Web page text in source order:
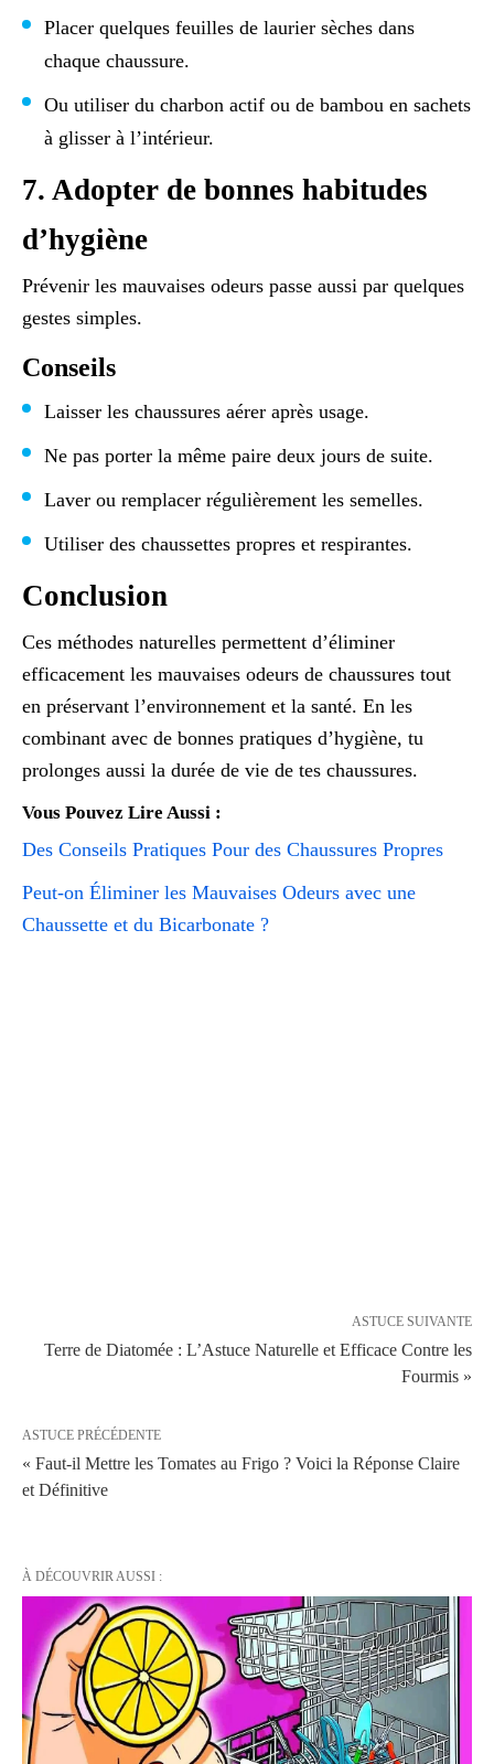
Placer quelques feuilles de laurier sèches dans
chaque chaussure.
Ou utiliser du charbon actif ou de bambou en sachets
à glisser à l’intérieur.
7. Adopter de bonnes habitudes
d’hygiène
Prévenir les mauvaises odeurs passe aussi par quelques
gestes simples.
Conseils
Laisser les chaussures aérer après usage.
Ne pas porter la même paire deux jours de suite.
Laver ou remplacer régulièrement les semelles.
Utiliser des chaussettes propres et respirantes.
Conclusion
Ces méthodes naturelles permettent d’éliminer
efficacement les mauvaises odeurs de chaussures tout
en préservant l’environnement et la santé. En les
combinant avec de bonnes pratiques d’hygiène, tu
prolonges aussi la durée de vie de tes chaussures.
Vous Pouvez Lire Aussi :
Des Conseils Pratiques Pour des Chaussures Propres
Peut-on Éliminer les Mauvaises Odeurs avec une
Chaussette et du Bicarbonate ?
ASTUCE SUIVANTE
Terre de Diatomée : L’Astuce Naturelle et Efficace Contre les
Fourmis »
ASTUCE PRÉCÉDENTE
« Faut-il Mettre les Tomates au Frigo ? Voici la Réponse Claire
et Définitive
À DÉCOUVRIR AUSSI :